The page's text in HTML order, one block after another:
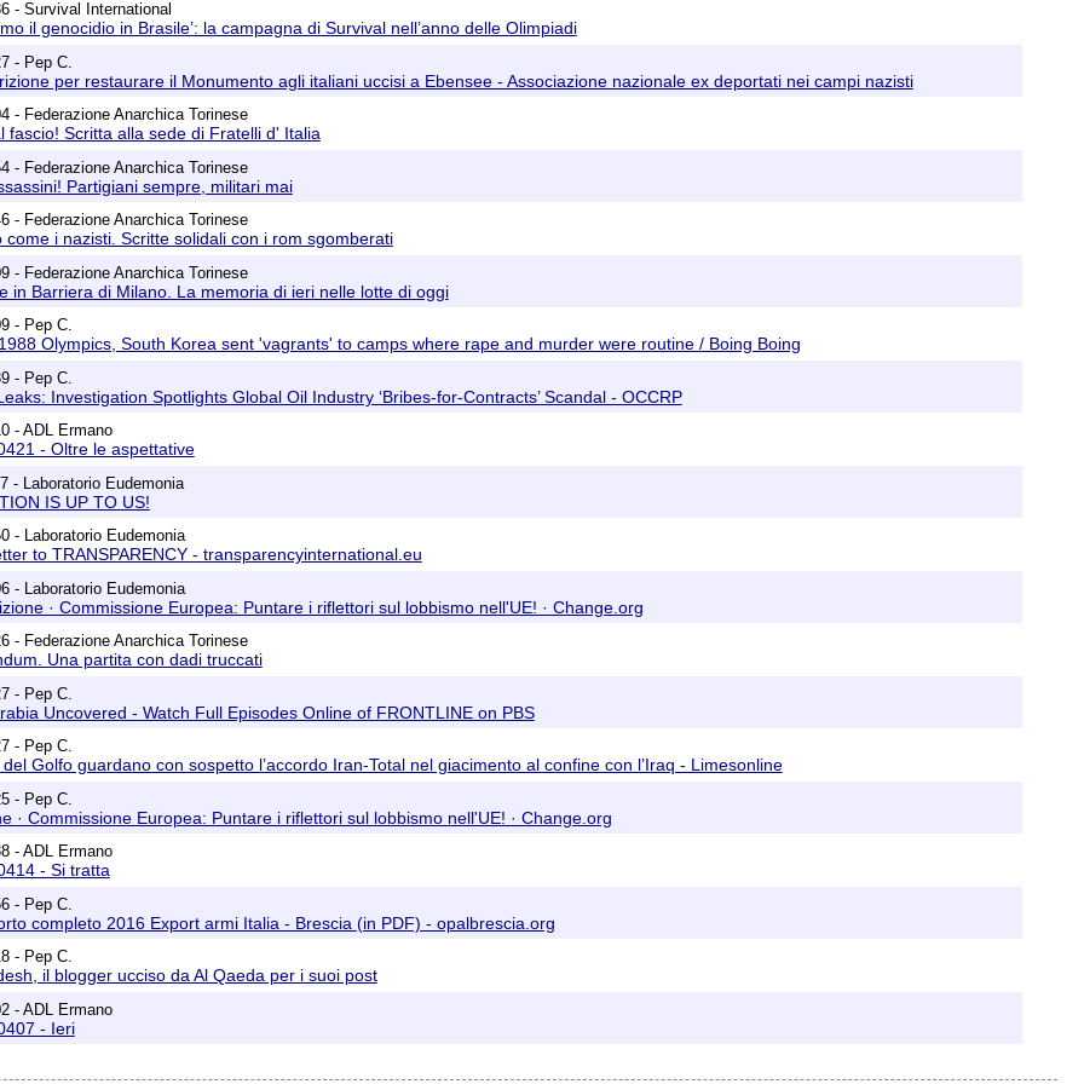
- Survival International
il genocidio in Brasile’: la campagna di Survival nell’anno delle Olimpiadi
- Pep C.
per restaurare il Monumento agli italiani uccisi a Ebensee - Associazione nazionale ex deportati nei campi nazisti
- Federazione Anarchica Torinese
fascio! Scritta alla sede di Fratelli d' Italia
- Federazione Anarchica Torinese
Partigiani sempre, militari mai
- Federazione Anarchica Torinese
come i nazisti. Scritte solidali con i rom sgomberati
- Federazione Anarchica Torinese
in Barriera di Milano. La memoria di ieri nelle lotte di oggi
- Pep C.
Olympics, South Korea sent 'vagrants' to camps where rape and murder were routine / Boing Boing
- Pep C.
Investigation Spotlights Global Oil Industry ‘Bribes-for-Contracts’ Scandal - OCCRP
- ADL Ermano
- Oltre le aspettative
- Laboratorio Eudemonia
IS UP TO US!
- Laboratorio Eudemonia
to TRANSPARENCY - transparencyinternational.eu
- Laboratorio Eudemonia
· Commissione Europea: Puntare i riflettori sul lobbismo nell'UE! · Change.org
- Federazione Anarchica Torinese
Una partita con dadi truccati
- Pep C.
Uncovered - Watch Full Episodes Online of FRONTLINE on PBS
- Pep C.
Golfo guardano con sospetto l’accordo Iran-Total nel giacimento al confine con l’Iraq - Limesonline
- Pep C.
· Commissione Europea: Puntare i riflettori sul lobbismo nell'UE! · Change.org
- ADL Ermano
- Si tratta
- Pep C.
completo 2016 Export armi Italia - Brescia (in PDF) - opalbrescia.org
- Pep C.
il blogger ucciso da Al Qaeda per i suoi post
- ADL Ermano
- Ieri